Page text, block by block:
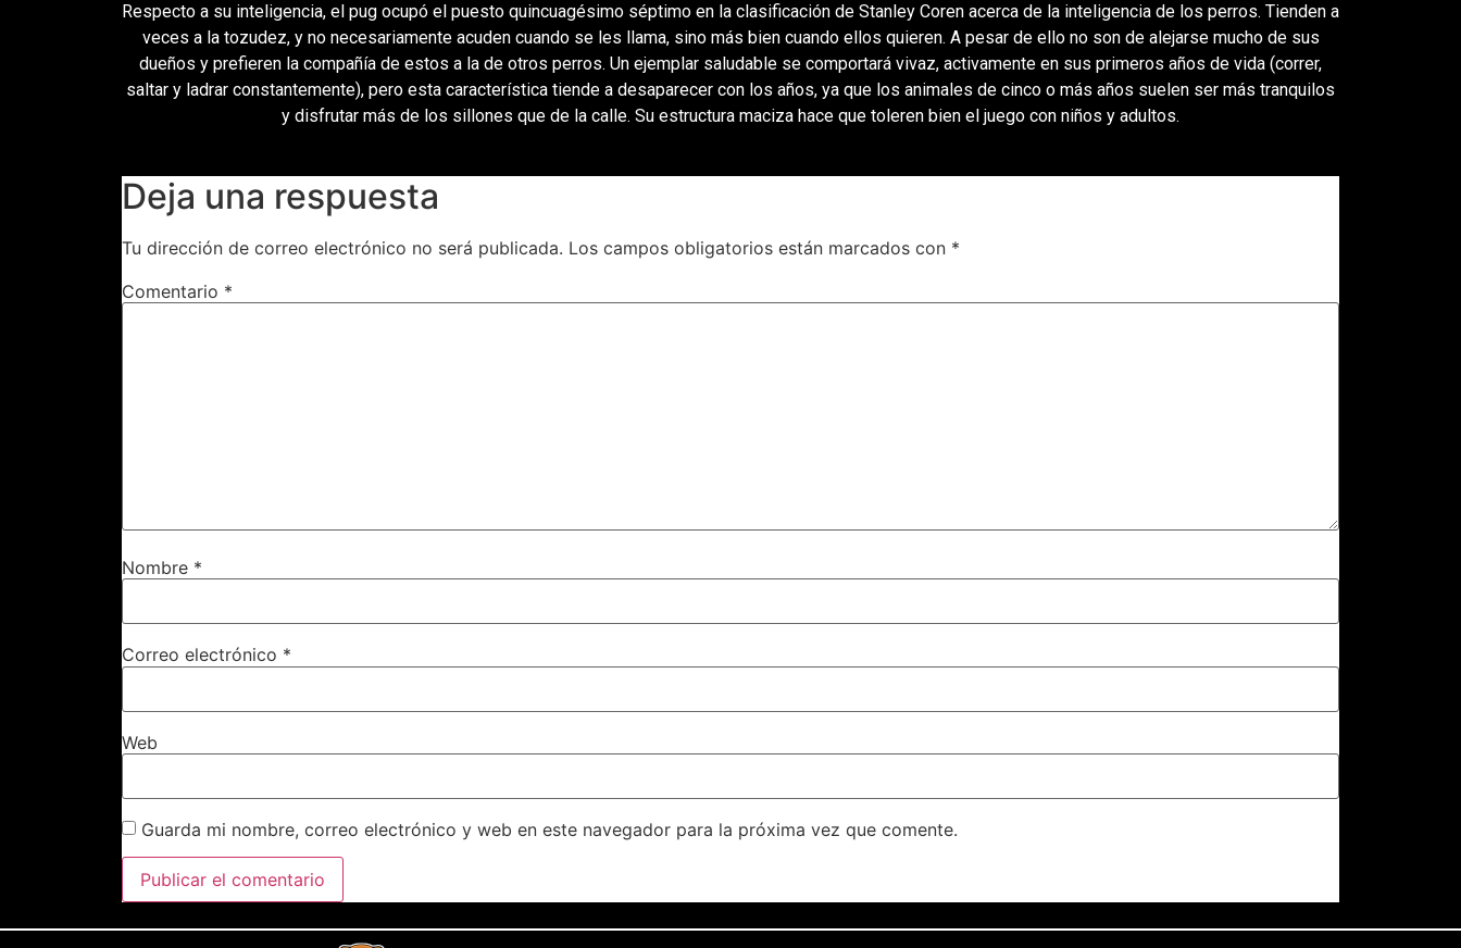
Respecto a su inteligencia, el pug ocupó el puesto quincuagésimo séptimo en la clasificación de Stanley Coren acerca de la inteligencia de los perros. ​Tienden a
veces a la tozudez, y no necesariamente acuden cuando se les llama, sino más bien cuando ellos quieren. A pesar de ello no son de alejarse mucho de sus
dueños y prefieren la compañía de estos a la de otros perros. Un ejemplar saludable se comportará vivaz, activamente en sus primeros años de vida (correr,
saltar y ladrar constantemente), pero esta característica tiende a desaparecer con los años, ya que los animales de cinco o más años suelen ser más tranquilos
y disfrutar más de los sillones que de la calle. Su estructura maciza hace que toleren bien el juego con niños y adultos.
Deja una respuesta
Tu dirección de correo electrónico no será publicada. Los campos obligatorios están marcados con *
Comentario *
Nombre *
Correo electrónico *
Web
Guarda mi nombre, correo electrónico y web en este navegador para la próxima vez que comente.